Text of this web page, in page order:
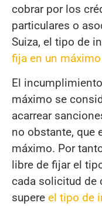
cobrar por los
particulares o
Suiza, el tipo de
fija en un máximo
El
máximo se
acarrear
no obstante, que
máximo. Por
libre de fijar el
cada solicitud de
supere el tipo de